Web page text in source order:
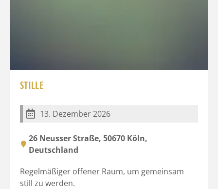
STILLE
13. Dezember 2026
26 Neusser Straße, 50670 Köln,
Deutschland
Regelmäßiger offener Raum, um gemeinsam
still zu werden.